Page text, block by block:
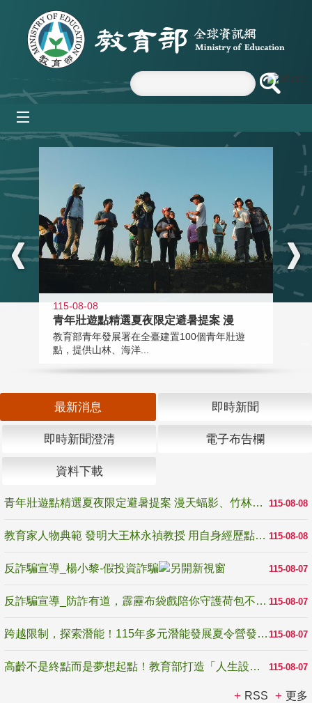
跳到主要內容區塊
:::
115-08-08
青年壯遊點精選夏夜限定避暑提案 漫
教育部青年發展署在全臺建置100個青年壯遊
點，提供山林、海洋...
最新消息 即時新聞
即時新聞澄清 電子布告欄
資料下載
115-08-08
青年壯遊點精選夏夜限定避暑提案 漫天蝠影、竹林尋蛙、茶香夜觀 邀青年暮色出發
115-08-08
教育家人物典範 發明大王林永禎教授 用自身經歷點亮學生的路
115-08-07
反詐騙宣導_楊小黎-假投資詐騙
115-08-07
反詐騙宣導_防詐有道，霹靂布袋戲陪你守護荷包不受騙
115-08-07
跨越限制，探索潛能！115年多元潛能發展夏令營發掘生命無限可能
115-08-07
高齡不是終點而是夢想起點！教育部打造「人生設計夢工場」 參展第3屆高齡健康產業博覽會
RSS 更多